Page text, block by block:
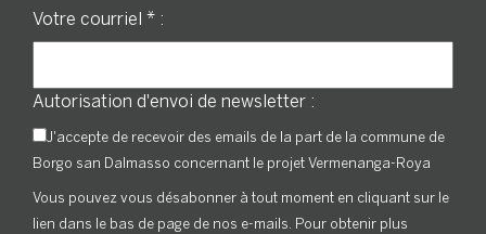
Votre courriel * :
Autorisation d'envoi de newsletter :
J'accepte de recevoir des emails de la part de la commune de
Borgo san Dalmasso concernant le projet Vermenanga-Roya
Vous pouvez vous désabonner à tout moment en cliquant sur le
lien dans le bas de page de nos e-mails. Pour obtenir plus